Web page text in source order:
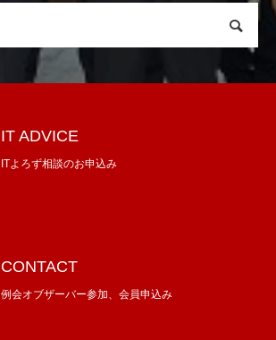
IT ADVICE
ITよろず相談のお申込み
CONTACT
例会オブザーバー参加、会員申込み